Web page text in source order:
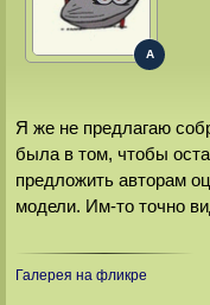
A
Я же не предлагаю
была в том, чтобы
предложить авторам
модели. Им-то точно
Галерея на фликре